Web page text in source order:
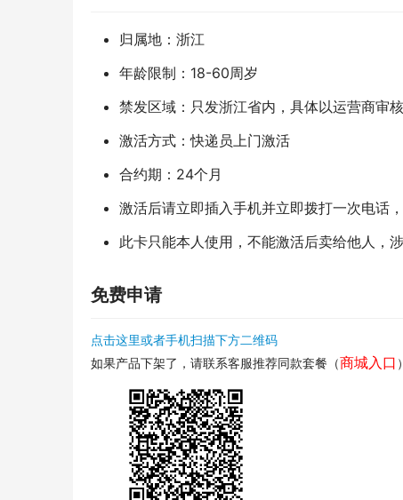
归属地：浙江
年龄限制：18-60周岁
禁发区域：只发浙江省内，具体以运营商审
激活方式：快递员上门激活
合约期：24个月
激活后请立即插入手机并立即拨打一次电话
此卡只能本人使用，不能激活后卖给他人，
免费申请
点击这里或者手机扫描下方二维码
如果产品下架了，请联系客服推荐同款套餐（商城入口 ）